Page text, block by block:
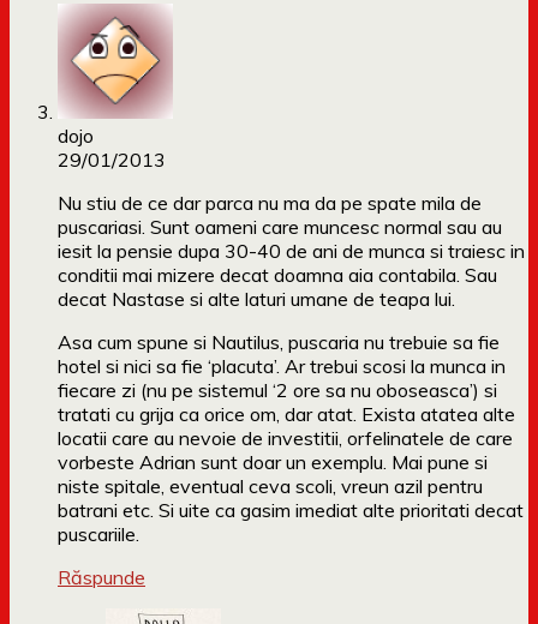
dojo
29/01/2013
Nu stiu de ce dar parca nu ma da pe spate mila de
puscariasi. Sunt oameni care muncesc normal sau au
iesit la pensie dupa 30-40 de ani de munca si traiesc in
conditii mai mizere decat doamna aia contabila. Sau
decat Nastase si alte laturi umane de teapa lui.
Asa cum spune si Nautilus, puscaria nu trebuie sa fie
hotel si nici sa fie ‘placuta’. Ar trebui scosi la munca in
fiecare zi (nu pe sistemul ‘2 ore sa nu oboseasca’) si
tratati cu grija ca orice om, dar atat. Exista atatea alte
locatii care au nevoie de investitii, orfelinatele de care
vorbeste Adrian sunt doar un exemplu. Mai pune si
niste spitale, eventual ceva scoli, vreun azil pentru
batrani etc. Si uite ca gasim imediat alte prioritati decat
puscariile.
Răspunde